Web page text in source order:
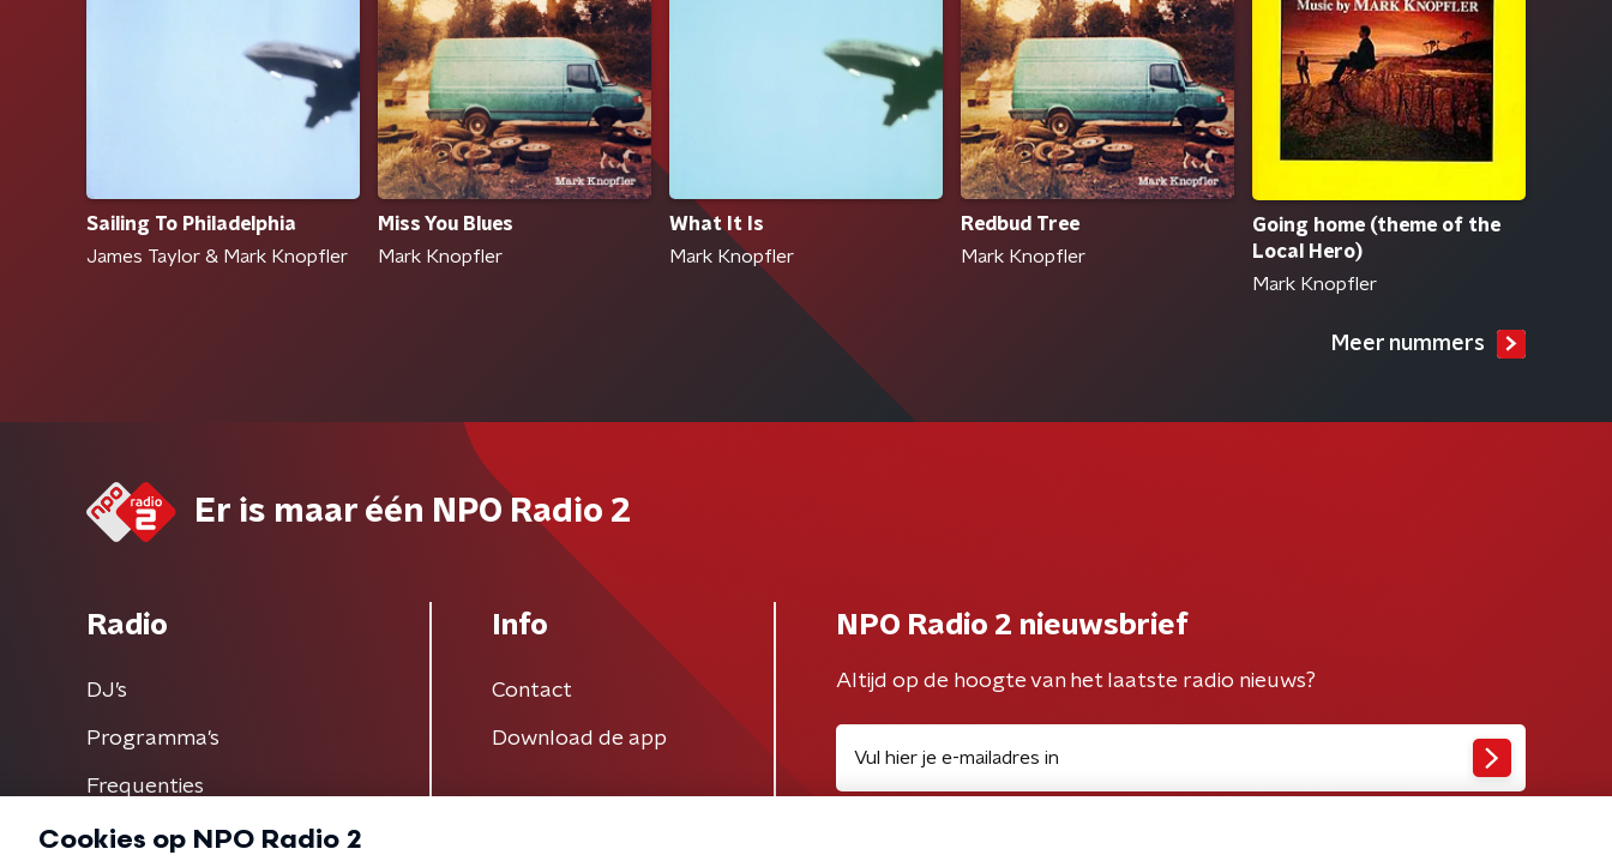
Sailing To Philadelphia
James Taylor & Mark Knopfler
Miss You Blues
Mark Knopfler
What It Is
Mark Knopfler
Redbud Tree
Mark Knopfler
Going home (theme of the
Local Hero)
Mark Knopfler
Meer nummers
Er is maar één NPO Radio 2
Radio
DJ’s
Programma's
Frequenties
Info
Contact
Download de app
NPO Radio 2 nieuwsbrief
Altijd op de hoogte van het laatste radio nieuws?